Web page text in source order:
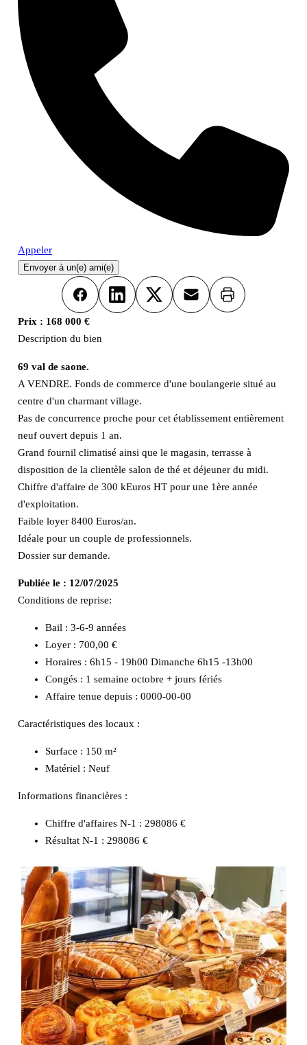
Appeler
Envoyer à un(e) ami(e)
FacebookLinkedInX Email Imprimer
Prix : 168 000 €
Description du bien
69 val de saone.
A VENDRE. Fonds de commerce d'une boulangerie situé au
centre d'un charmant village.
Pas de concurrence proche pour cet établissement entièrement
neuf ouvert depuis 1 an.
Grand fournil climatisé ainsi que le magasin, terrasse à
disposition de la clientèle salon de thé et déjeuner du midi.
Chiffre d'affaire de 300 kEuros HT pour une 1ère année
d'exploitation.
Faible loyer 8400 Euros/an.
Idéale pour un couple de professionnels.
Dossier sur demande.
Publiée le : 12/07/2025
Conditions de reprise:
Bail : 3-6-9 années
Loyer : 700,00 €
Horaires : 6h15 - 19h00 Dimanche 6h15 -13h00
Congés : 1 semaine octobre + jours fériés
Affaire tenue depuis : 0000-00-00
Caractéristiques des locaux :
Surface : 150 m²
Matériel : Neuf
Informations financières :
Chiffre d'affaires N-1 : 298086 €
Résultat N-1 : 298086 €